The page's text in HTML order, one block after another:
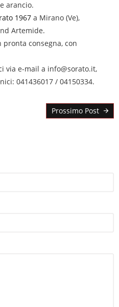
arancio.
1967 a Mirano (Ve),
Artemide.
consegna, con
via e-mail a info@sorato.it,
041436017 / 04150334.
Prossimo Post